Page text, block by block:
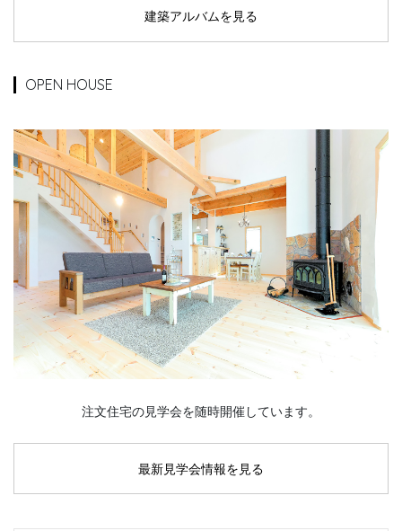
建築アルバムを見る
OPEN HOUSE
注文住宅の見学会を随時開催しています。
最新見学会情報を見る